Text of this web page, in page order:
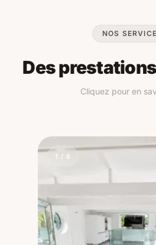
NOS
Des prestations
Cliquez pour en
2 /6